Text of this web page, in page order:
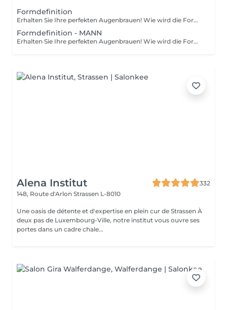
Formdefinition
Erhalten Sie Ihre perfekten Augenbrauen! Wie wird die Form Definierung durchgeführt? - Beratung (um die perfekte Form und Farbe zu besprechen) - Vorbereitung (Augenbrauen werden gewaschen und markiert) - wachsen (Überschüssige Haare werden mit Wachs entfernt) - zupfen (Überschüssige Haare werden mit einer Pinzette entfernt) - Antiseptikum und Creme werden aufgetragen Altersbeschränkungen: empfohlenes Mindestalter ab 12 Jahren. Empfehlungen nach dem Eingriff: in den ersten 4 Stunden nach dem Eingriff keine Makeup-Produkte auf die Haut in der Nähe der Augenbrauen auftragen. Frequenz: einmal in 3-4 Wochen.
Formdefinition - MANN
Erhalten Sie Ihre perfekten Augenbrauen! Wie wird die Form Definierung durchgeführt? - Beratung (um die perfekte Form und Farbe zu besprechen) - Vorbereitung (Augenbrauen werden gewaschen und markiert) - wachsen (Überschüssige Haare werden mit Wachs entfernt) - zupfen (Überschüssige Haare werden mit einer Pinzette entfernt) - Antiseptikum und Creme werden aufgetragen Altersbeschränkungen: empfohlenes Mindestalter ab 12 Jahren. Empfehlungen nach dem Eingriff: in den ersten 4 Stunden nach dem Eingriff keine Makeup-Produkte auf die Haut in der Nähe der Augenbrauen auftragen. Frequenz: einmal in 3-4 Wochen.
Alena Institut
332
148, Route d'Arlon Strassen L-8010
Une oasis de détente et d'expertise en plein cur de Strassen À
deux pas de Luxembourg-Ville, notre institut vous ouvre ses
portes dans un cadre chale...